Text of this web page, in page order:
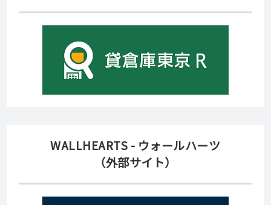
WALLHEARTS - ウォールハーツ
（外部サイト）